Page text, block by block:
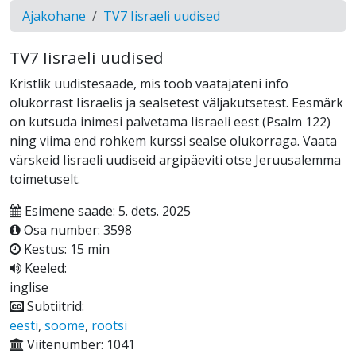
Ajakohane TV7 Iisraeli uudised
TV7 Iisraeli uudised
Kristlik uudistesaade, mis toob vaatajateni info
olukorrast Iisraelis ja sealsetest väljakutsetest. Eesmärk
on kutsuda inimesi palvetama Iisraeli eest (Psalm 122)
ning viima end rohkem kurssi sealse olukorraga. Vaata
värskeid Iisraeli uudiseid argipäeviti otse Jeruusalemma
toimetuselt.
Esimene saade: 5. dets. 2025
Osa number: 3598
Kestus: 15 min
Keeled:
inglise
Subtiitrid:
eesti, soome, rootsi
Viitenumber: 1041